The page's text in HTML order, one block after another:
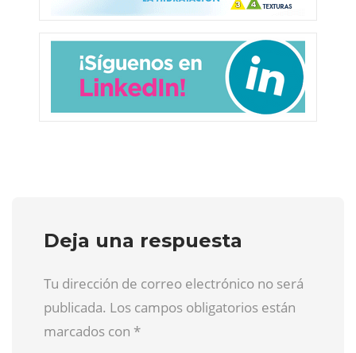
Deja una respuesta
Tu dirección de correo electrónico no será
publicada. Los campos obligatorios están
marcados con *